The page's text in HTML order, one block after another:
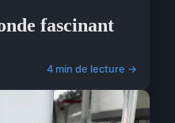
fascinant
4 min de lecture →